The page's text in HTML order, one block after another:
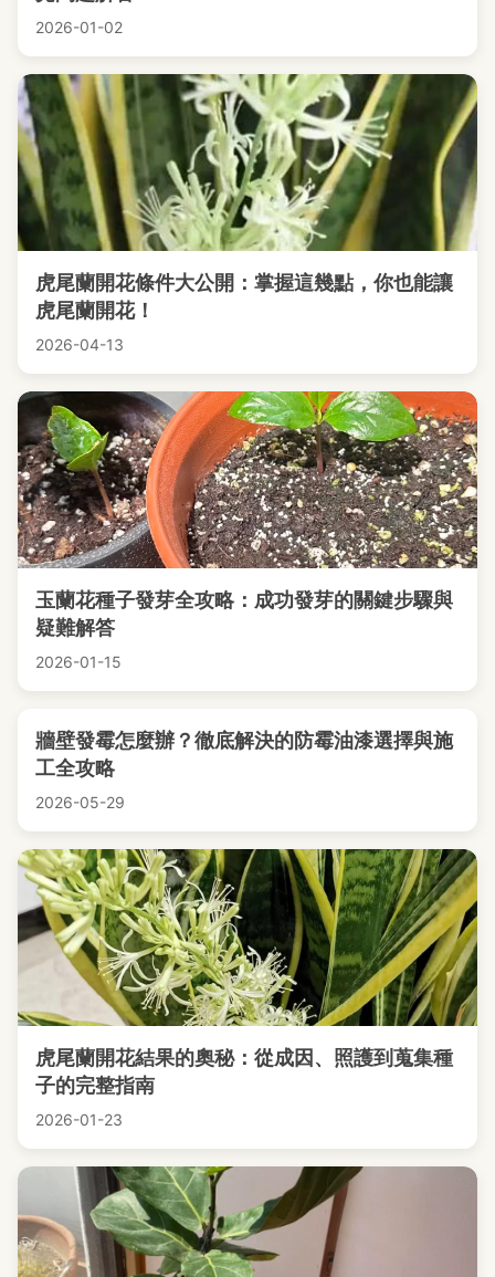
2026-01-02
虎尾蘭開花條件大公開：掌握這幾點，你也能讓
虎尾蘭開花！
2026-04-13
玉蘭花種子發芽全攻略：成功發芽的關鍵步驟與
疑難解答
2026-01-15
牆壁發霉怎麼辦？徹底解決的防霉油漆選擇與施
工全攻略
2026-05-29
虎尾蘭開花結果的奧秘：從成因、照護到蒐集種
子的完整指南
2026-01-23